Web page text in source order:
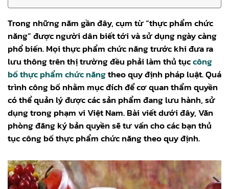
Trong những năm gần đây, cụm từ “thực phẩm chức
năng” được người dân biết tới và sử dụng ngày càng
phổ biến. Mọi thực phẩm chức năng trước khi đưa ra
lưu thông trên thị trường đều phải làm thủ tụccông
bố thực phẩm chức năngtheo quy định pháp luật. Quá
trình công bố nhằm mục đích để cơ quan thẩm quyền
có thể quản lý được các sản phẩm đang lưu hành, sử
dụng trong phạm vi Việt Nam. Bài viết dưới đây, Văn
phòng đăng ký bản quyền sẽ tư vấn cho các bạn thủ
tục công bố thực phẩm chức năng theo quy định.